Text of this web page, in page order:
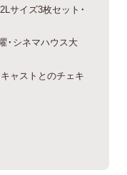
サイズ3枚セット・
・シネマハウス大
キャストとのチェキ